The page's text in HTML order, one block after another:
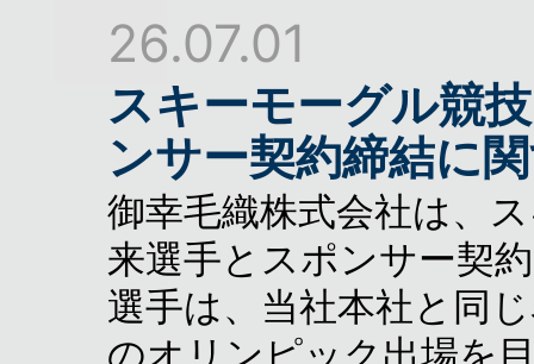
26.07.01
スキーモーグル競
ンサー契約締結に
御幸毛織株式会社は、
来選手とスポンサー契
選手は、当社本社と同
のオリンピック出場を